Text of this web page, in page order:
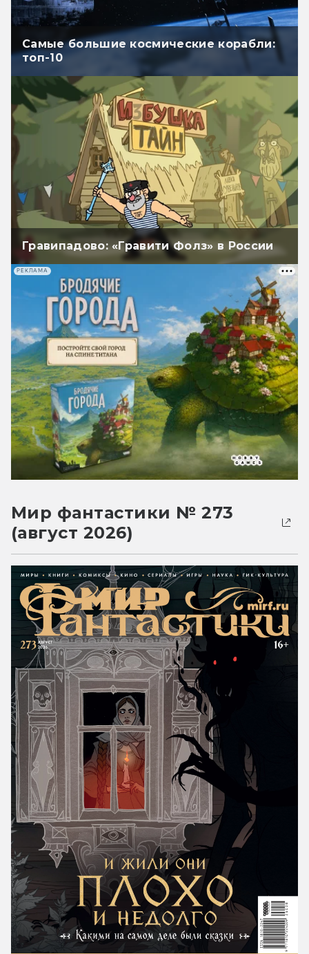
Самые большие космические корабли:
топ-10
Гравипадово: «Гравити Фолз» в России
РЕКЛАМА
Мир фантастики № 273
(август 2026)